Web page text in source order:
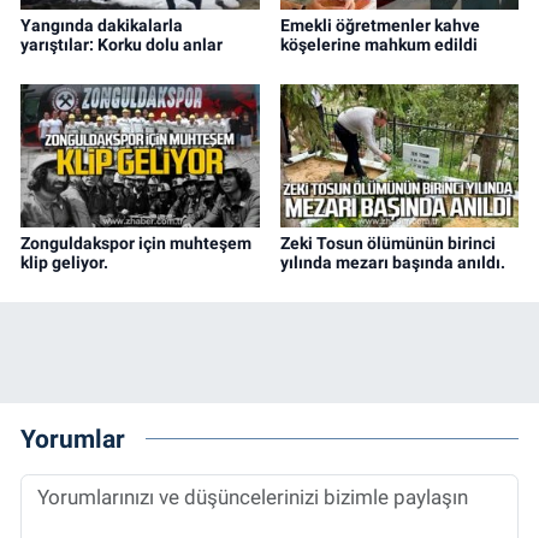
Yangında dakikalarla
yarıştılar: Korku dolu anlar
Emekli öğretmenler kahve
köşelerine mahkum edildi
Zonguldakspor için muhteşem
klip geliyor.
Zeki Tosun ölümünün birinci
yılında mezarı başında anıldı.
Yorumlar